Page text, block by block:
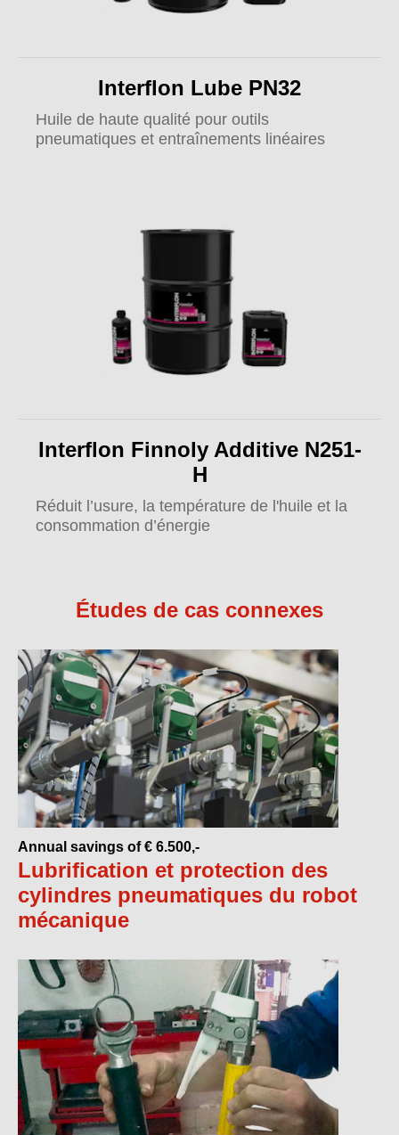
Interflon Lube PN32
Huile de haute qualité pour outils
pneumatiques et entraînements linéaires
Interflon Finnoly Additive N251-
H
Réduit l’usure, la température de l'huile et la
consommation d’énergie
Études de cas connexes
Annual savings of € 6.500,-
Lubrification et protection des
cylindres pneumatiques du robot
mécanique